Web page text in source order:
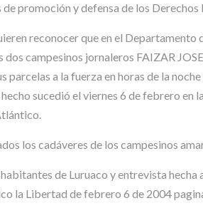
promoción y defensa de los
reconocer que en el
campesinos jornaleros FAIZAR
parcelas a la fuerza en horas de la
sucedió el viernes 6 de febrero
los cadáveres de los campesinos
de Luruaco y entrevista
la Libertad de febrero 6 de 2004